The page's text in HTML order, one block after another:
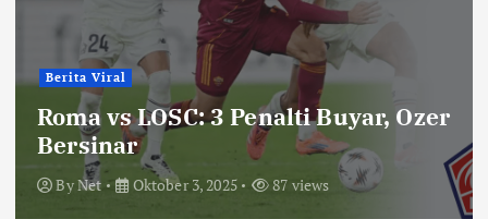
Berita Viral
Roma vs LOSC: 3 Penalti Buyar, Ozer
Bersinar
ByNet Oktober 3, 2025 87 views